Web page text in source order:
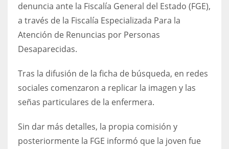
denuncia ante la Fiscalía General del Estado (FGE),
a través de la Fiscalía Especializada Para la
Atención de Renuncias por Personas
Desaparecidas.
Tras la difusión de la ficha de búsqueda, en redes
sociales comenzaron a replicar la imagen y las
señas particulares de la enfermera.
Sin dar más detalles, la propia comisión y
posteriormente la FGE informó que la joven fue